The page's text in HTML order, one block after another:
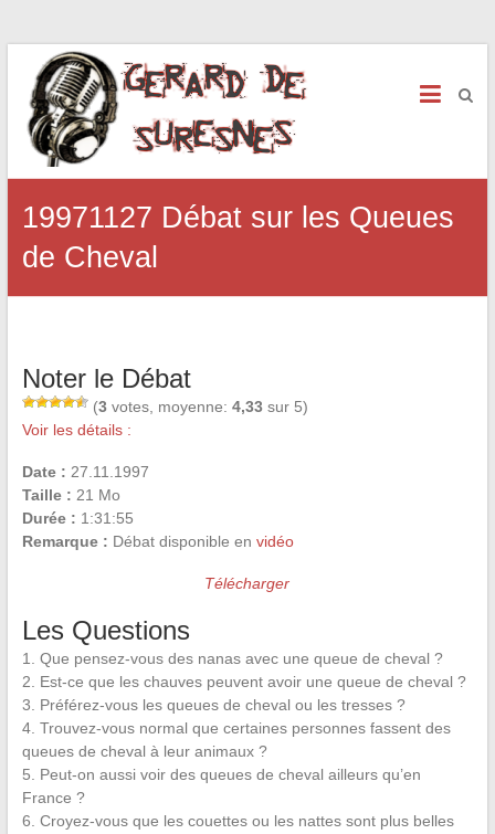
19971127 Débat sur les Queues
de Cheval
Noter le Débat
(3votes, moyenne: 4,33sur 5)
Voir les détails :
Date : 27.11.1997
Taille : 21 Mo
Durée : 1:31:55
Remarque : Débat disponible en vidéo
Télécharger
Les Questions
1. Que pensez-vous des nanas avec une queue de cheval ?
2. Est-ce que les chauves peuvent avoir une queue de cheval ?
3. Préférez-vous les queues de cheval ou les tresses ?
4. Trouvez-vous normal que certaines personnes fassent des
queues de cheval à leur animaux ?
5. Peut-on aussi voir des queues de cheval ailleurs qu’en
France ?
6. Croyez-vous que les couettes ou les nattes sont plus belles